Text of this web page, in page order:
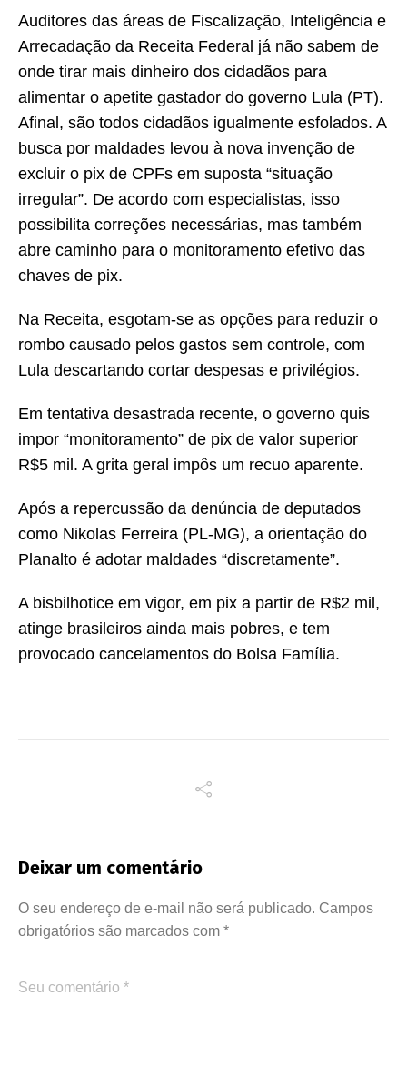
Auditores das áreas de Fiscalização, Inteligência e
Arrecadação da Receita Federal já não sabem de
onde tirar mais dinheiro dos cidadãos para
alimentar o apetite gastador do governo Lula (PT).
Afinal, são todos cidadãos igualmente esfolados. A
busca por maldades levou à nova invenção de
excluir o pix de CPFs em suposta “situação
irregular”. De acordo com especialistas, isso
possibilita correções necessárias, mas também
abre caminho para o monitoramento efetivo das
chaves de pix.
Na Receita, esgotam-se as opções para reduzir o
rombo causado pelos gastos sem controle, com
Lula descartando cortar despesas e privilégios.
Em tentativa desastrada recente, o governo quis
impor “monitoramento” de pix de valor superior
R$5 mil. A grita geral impôs um recuo aparente.
Após a repercussão da denúncia de deputados
como Nikolas Ferreira (PL-MG), a orientação do
Planalto é adotar maldades “discretamente”.
A bisbilhotice em vigor, em pix a partir de R$2 mil,
atinge brasileiros ainda mais pobres, e tem
provocado cancelamentos do Bolsa Família.
Deixar um comentário
O seu endereço de e-mail não será publicado. Campos
obrigatórios são marcados com *